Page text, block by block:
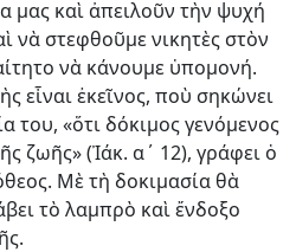
μας καὶ ἀπειλοῦν τὴν ψυχή
νὰ στεφθοῦμε νικητὲς στὸν
νὰ κάνουμε ὑπομονή.
εἶναι ἐκεῖνος, ποὺ σηκώνει
του, «ὅτι δόκιμος γενόμενος
ζωῆς» (Ἰάκ. α΄ 12), γράφει ὁ
Μὲ τὴ δοκιμασία θὰ
τὸ λαμπρὸ καὶ ἔνδοξο